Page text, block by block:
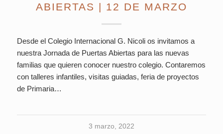
ABIERTAS | 12 DE MARZO
Desde el Colegio Internacional G. Nicoli os invitamos a
nuestra Jornada de Puertas Abiertas para las nuevas
familias que quieren conocer nuestro colegio. Contaremos
con talleres infantiles, visitas guiadas, feria de proyectos
de Primaria…
3 marzo, 2022